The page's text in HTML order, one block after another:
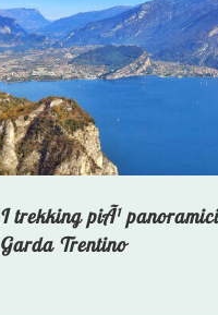
I trekking piÃ¹
Garda Trentino